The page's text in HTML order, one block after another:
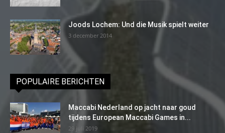
Joods Lochem: Und die Musik spielt weiter
3 december 2014
POPULAIRE BERICHTEN
Maccabi Nederland op jacht naar goud
tijdens European Maccabi Games in...
29 juli 2019